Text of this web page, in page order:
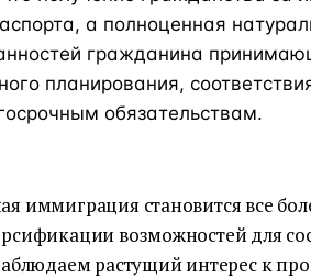
а полноценная
гражданина
планирования,
обязательствам.
иммиграция становится все
возможностей для
растущий интерес к